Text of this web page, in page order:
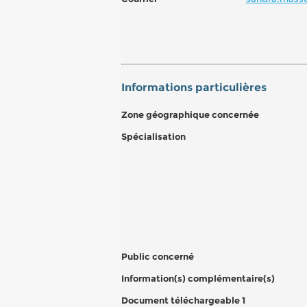
Informations particulières
Zone géographique concernée
Spécialisation
Public concerné
Information(s) complémentaire(s)
Document téléchargeable 1